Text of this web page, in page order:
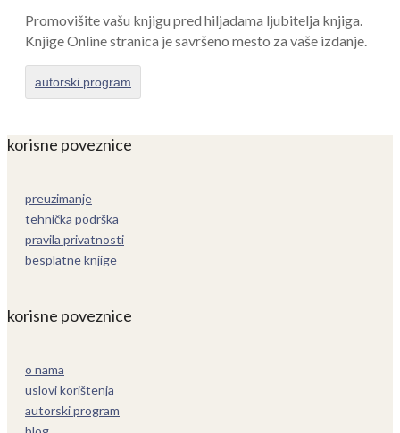
Promovišite vašu knjigu pred hiljadama ljubitelja knjiga.
Knjige Online stranica je savršeno mesto za vaše izdanje.
autorski program
korisne poveznice
preuzimanje
tehnička podrška
pravila privatnosti
besplatne knjige
korisne poveznice
o nama
uslovi korištenja
autorski program